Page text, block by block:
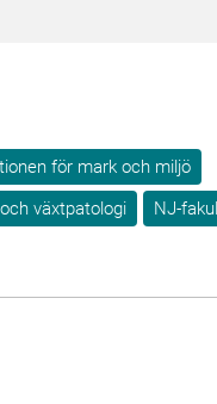
för mark och miljö
växtpatologi
NJ-